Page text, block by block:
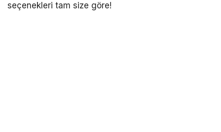
seçenekleri tam size göre!